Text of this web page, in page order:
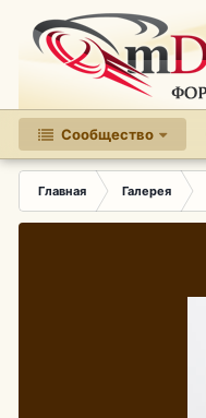
Сообщество
Главная Галерея